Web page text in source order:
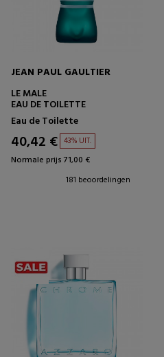
JEAN PAUL GAULTIER
LE MALE
EAU DE TOILETTE
Eau de Toilette
40,42 € 43% UIT.
Normale prijs 71,00 €
181 beoordelingen